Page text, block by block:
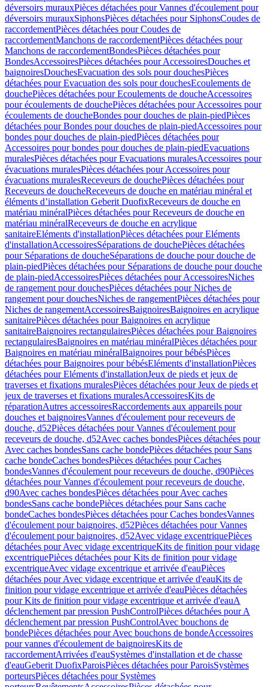
déversoirs murauxPièces détachées pour Vannes d'écoulement pour
déversoirs murauxSiphonsPièces détachées pour SiphonsCoudes de
raccordementPièces détachées pour Coudes de
raccordementManchons de raccordementPièces détachées pour
Manchons de raccordementBondesPièces détachées pour
BondesAccessoiresPièces détachées pour AccessoiresDouches et
baignoiresDouchesEvacuation des sols pour douchesPièces
détachées pour Evacuation des sols pour douchesEcoulements de
douchePièces détachées pour Ecoulements de doucheAccessoires
pour écoulements de douchePièces détachées pour Accessoires pour
écoulements de doucheBondes pour douches de plain-piedPièces
détachées pour Bondes pour douches de plain-piedAccessoires pour
bondes pour douches de plain-piedPièces détachées pour
Accessoires pour bondes pour douches de plain-piedEvacuations
muralesPièces détachées pour Evacuations muralesAccessoires pour
évacuations muralesPièces détachées pour Accessoires pour
évacuations muralesReceveurs de douchePièces détachées pour
Receveurs de doucheReceveurs de douche en matériau minéral et
éléments d’installation Geberit DuofixReceveurs de douche en
matériau minéralPièces détachées pour Receveurs de douche en
matériau minéralReceveurs de douche en acrylique
sanitaireEléments d'installationPièces détachées pour Eléments
d'installationAccessoiresSéparations de douchePièces détachées
pour Séparations de doucheSéparations de douche pour douche de
plain-piedPièces détachées pour Séparations de douche pour douche
de plain-piedAccessoiresPièces détachées pour AccessoiresNiches
de rangement pour douchesPièces détachées pour Niches de
rangement pour douchesNiches de rangementPièces détachées pour
Niches de rangementAccessoiresBaignoiresBaignoires en acrylique
sanitairePièces détachées pour Baignoires en acrylique
sanitaireBaignoires rectangulairesPièces détachées pour Baignoires
rectangulairesBaignoires en matériau minéralPièces détachées pour
Baignoires en matériau minéralBaignoires pour bébésPièces
détachées pour Baignoires pour bébésEléments d'installationPièces
détachées pour Eléments d'installationJeux de pieds et jeux de
traverses et fixations muralesPièces détachées pour Jeux de pieds et
jeux de traverses et fixations muralesAccessoiresKits de
réparationAutres accessoiresRaccordements aux appareils pour
douches et baignoiresVannes d'écoulement pour receveurs de
douche, d52Pièces détachées pour Vannes d'écoulement pour
receveurs de douche, d52Avec caches bondesPièces détachées pour
Avec caches bondesSans cache bondePièces détachées pour Sans
cache bondeCaches bondesPièces détachées pour Caches
bondesVannes d'écoulement pour receveurs de douche, d90Pièces
détachées pour Vannes d'écoulement pour receveurs de douche,
d90Avec caches bondesPièces détachées pour Avec caches
bondesSans cache bondePièces détachées pour Sans cache
bondeCaches bondesPièces détachées pour Caches bondesVannes
d'écoulement pour baignoires, d52Pièces détachées pour Vannes
d'écoulement pour baignoires, d52Avec vidage excentriquePièces
détachées pour Avec vidage excentriqueKits de finition pour vidage
excentriquePièces détachées pour Kits de finition pour vidage
excentriqueAvec vidage excentrique et arrivée d'eauPièces
détachées pour Avec vidage excentrique et arrivée d'eauKits de
finition pour vidage excentrique et arrivée d'eauPièces détachées
pour Kits de finition pour vidage excentrique et arrivée d'eauA
déclenchement par pression PushControlPièces détachées pour A
déclenchement par pression PushControlAvec bouchons de
bondePièces détachées pour Avec bouchons de bondeAccessoires
pour vannes d'écoulement de baignoiresKits de
raccordementArrivées d'eauSystèmes d'installation et de chasse
d'eauGeberit DuofixParoisPièces détachées pour ParoisSystèmes
porteursPièces détachées pour Systèmes